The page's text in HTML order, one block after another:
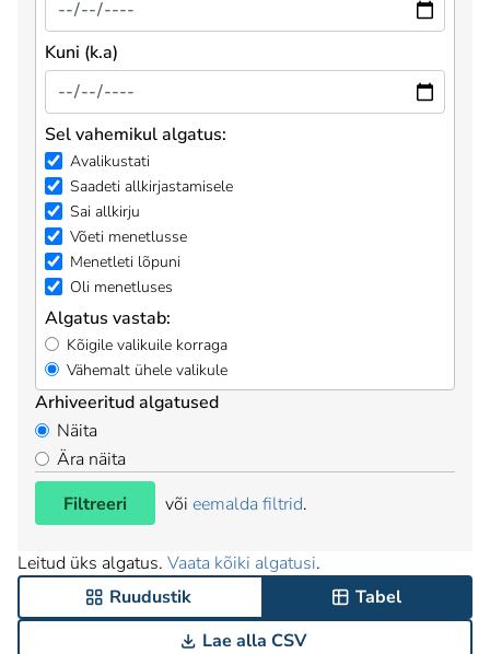
Kuni (k.a)
Sel vahemikul algatus:
Avalikustati
Saadeti allkirjastamisele
Sai allkirju
Võeti menetlusse
Menetleti lõpuni
Oli menetluses
Algatus vastab:
Kõigile valikuile korraga
Vähemalt ühele valikule
Arhiveeritud algatused
Näita
Ära näita
Filtreeri
või eemalda filtrid.
Leitud üks algatus. Vaata kõiki algatusi.
Ruudustik
Tabel
Lae alla CSV